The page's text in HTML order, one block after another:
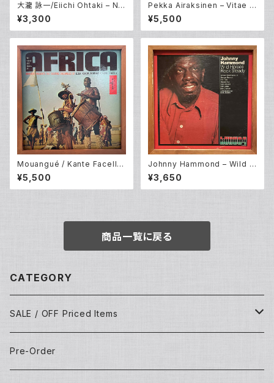
大瀧 詠一/Eiichi Ohtaki – Nia
gara CM Special Vol. 1 (LP)
¥3,300
Pekka Airaksinen – Vitae T
ennis Nest (LP)
¥5,500
Mouangué / Kante Facelli /
Keita Fodeba – The Voices
And Drums Of Africa (LP)
¥5,500
Johnny Hammond – Wild H
orses / Rock Steady (LP)
¥3,650
商品一覧に戻る
CATEGORY
SALE / OFF Priced Items
Dead Stocks
Pre-Order